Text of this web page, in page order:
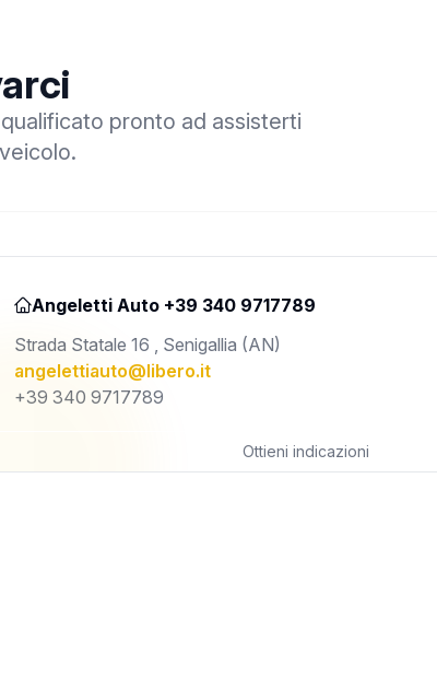
pronto ad assisterti
Angeletti Auto +39 340 9717789
Strada Statale 16 , Senigallia (AN)
angelettiauto@libero.it
+39 340 9717789
Ottieni indicazioni